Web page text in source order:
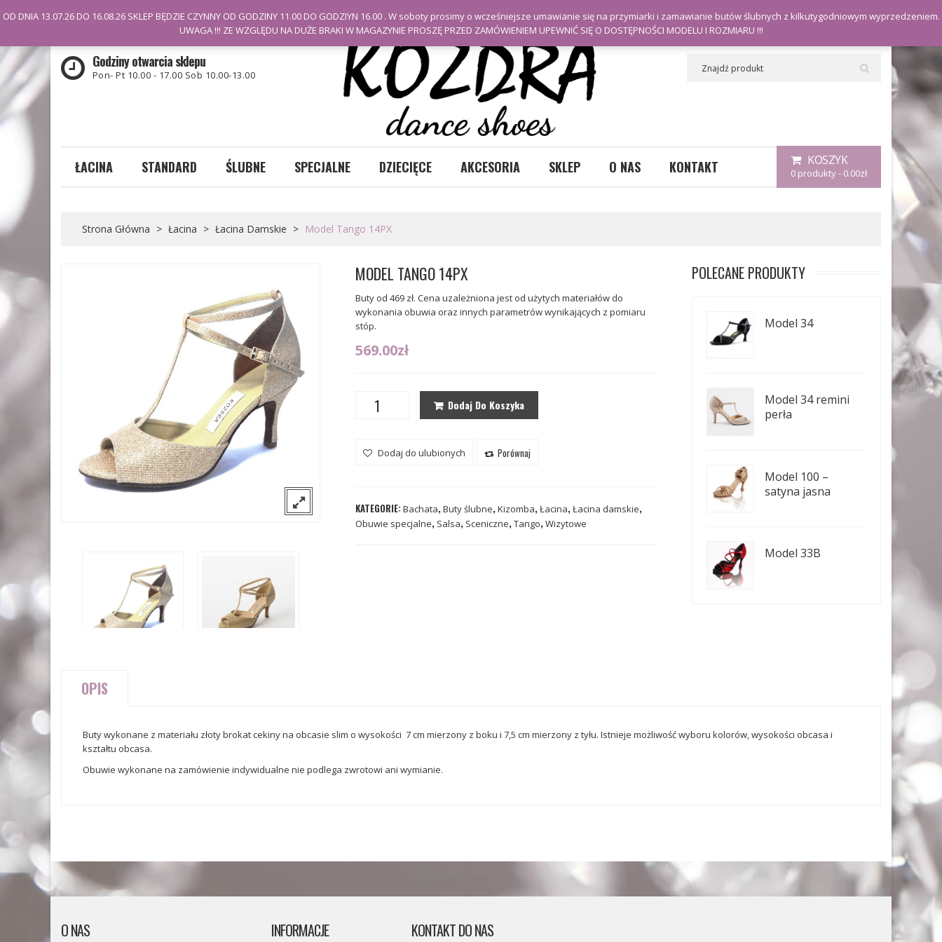
Witamy na stronie Kozdra Moje konto
Godziny otwarcia sklepu
Pon- Pt 10.00 - 17.00 Sob 10.00-13.00
ŁACINA STANDARD ŚLUBNE SPECJALNE DZIECIĘCE AKCESORIA SKLEP O NAS KONTAKT KOSZYK
0 produkty- 0.00zł
Strona Główna > Łacina > Łacina Damskie > Model Tango 14PX
MODEL TANGO 14PX
Buty od 469 zł. Cena uzależniona jest od użytych materiałów do
wykonania obuwia oraz innych parametrów wynikających z pomiaru
stóp.
569.00zł
Dodaj Do Koszyka
Dodaj do ulubionych Porównaj
KATEGORIE: Bachata, Buty ślubne, Kizomba, Łacina, Łacina damskie,
Obuwie specjalne, Salsa, Sceniczne, Tango, Wizytowe
POLECANE PRODUKTY
Model 34
Model 34 remini
perła
Model 100 –
satyna jasna
Model 33B
OPIS
Buty wykonane z materiału złoty brokat cekiny na obcasie slim o wysokości 7 cm mierzony z boku i 7,5 cm mierzony z tyłu. Istnieje możliwość wyboru kolorów, wysokości obcasa i
kształtu obcasa.
Obuwie wykonane na zamówienie indywidualne nie podlega zwrotowi ani wymianie.
O NAS INFORMACJE KONTAKT DO NAS
OD DNIA 13.07.26 DO 16.08.26 SKLEP BĘDZIE CZYNNY OD GODZINY 11.00 DO GODZIYN 16.00 . W soboty prosimy o wcześniejsze umawianie się na przymiarki i zamawianie butów ślubnych z kilkutygodniowym wyprzedzeniem.
UWAGA !!! ZE WZGLĘDU NA DUŻE BRAKI W MAGAZYNIE PROSZĘ PRZED ZAMÓWIENIEM UPEWNIĆ SIĘ O DOSTĘPNOŚCI MODELU I ROZMIARU !!!